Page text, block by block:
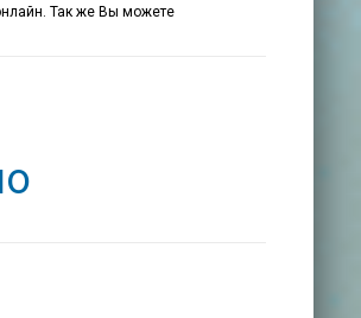
Так же Вы можете